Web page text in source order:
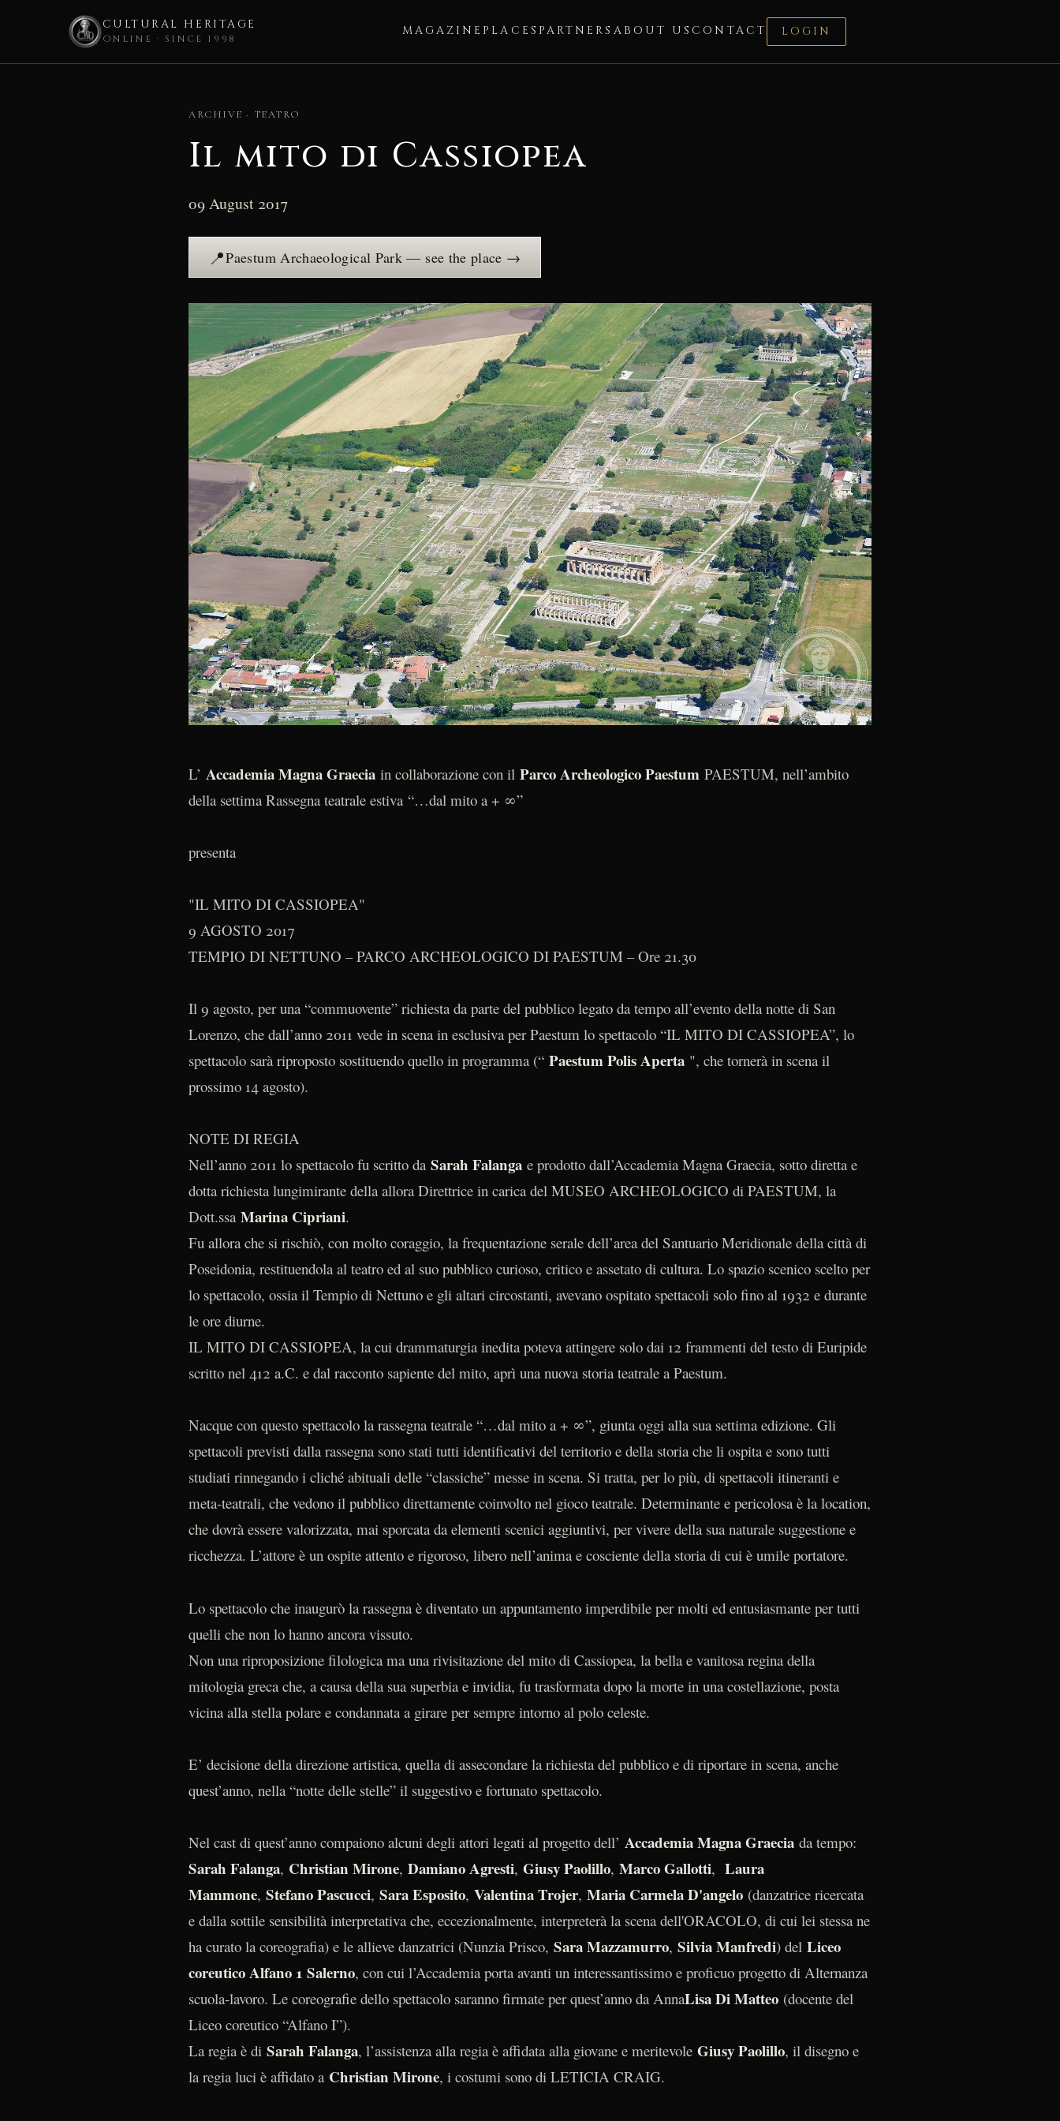
CULTURAL HERITAGE
ONLINE · SINCE 1998
MAGAZINE PLACES PARTNERS ABOUT US CONTACT LOGIN
ARCHIVE · TEATRO
Il mito di Cassiopea
09 August 2017
📍Paestum Archaeological Park — see the place →
L’ Accademia Magna Graecia in collaborazione con il Parco Archeologico Paestum PAESTUM, nell’ambito
della settima Rassegna teatrale estiva “…dal mito a + ∞”
presenta
"IL MITO DI CASSIOPEA"
9 AGOSTO 2017
TEMPIO DI NETTUNO – PARCO ARCHEOLOGICO DI PAESTUM – Ore 21.30
Il 9 agosto, per una “commuovente” richiesta da parte del pubblico legato da tempo all’evento della notte di San
Lorenzo, che dall’anno 2011 vede in scena in esclusiva per Paestum lo spettacolo “IL MITO DI CASSIOPEA”, lo
spettacolo sarà riproposto sostituendo quello in programma (“ Paestum Polis Aperta ", che tornerà in scena il
prossimo 14 agosto).
NOTE DI REGIA
Nell’anno 2011 lo spettacolo fu scritto da Sarah Falanga e prodotto dall’Accademia Magna Graecia, sotto diretta e
dotta richiesta lungimirante della allora Direttrice in carica del MUSEO ARCHEOLOGICO di PAESTUM, la
Dott.ssa Marina Cipriani.
Fu allora che si rischiò, con molto coraggio, la frequentazione serale dell’area del Santuario Meridionale della città di
Poseidonia, restituendola al teatro ed al suo pubblico curioso, critico e assetato di cultura. Lo spazio scenico scelto per
lo spettacolo, ossia il Tempio di Nettuno e gli altari circostanti, avevano ospitato spettacoli solo fino al 1932 e durante
le ore diurne.
IL MITO DI CASSIOPEA, la cui drammaturgia inedita poteva attingere solo dai 12 frammenti del testo di Euripide
scritto nel 412 a.C. e dal racconto sapiente del mito, aprì una nuova storia teatrale a Paestum.
Nacque con questo spettacolo la rassegna teatrale “…dal mito a + ∞”, giunta oggi alla sua settima edizione. Gli
spettacoli previsti dalla rassegna sono stati tutti identificativi del territorio e della storia che li ospita e sono tutti
studiati rinnegando i cliché abituali delle “classiche” messe in scena. Si tratta, per lo più, di spettacoli itineranti e
meta-teatrali, che vedono il pubblico direttamente coinvolto nel gioco teatrale. Determinante e pericolosa è la location,
che dovrà essere valorizzata, mai sporcata da elementi scenici aggiuntivi, per vivere della sua naturale suggestione e
ricchezza. L’attore è un ospite attento e rigoroso, libero nell’anima e cosciente della storia di cui è umile portatore.
Lo spettacolo che inaugurò la rassegna è diventato un appuntamento imperdibile per molti ed entusiasmante per tutti
quelli che non lo hanno ancora vissuto.
Non una riproposizione filologica ma una rivisitazione del mito di Cassiopea, la bella e vanitosa regina della
mitologia greca che, a causa della sua superbia e invidia, fu trasformata dopo la morte in una costellazione, posta
vicina alla stella polare e condannata a girare per sempre intorno al polo celeste.
E’ decisione della direzione artistica, quella di assecondare la richiesta del pubblico e di riportare in scena, anche
quest’anno, nella “notte delle stelle” il suggestivo e fortunato spettacolo.
Nel cast di quest’anno compaiono alcuni degli attori legati al progetto dell’ Accademia Magna Graecia da tempo:
Sarah Falanga, Christian Mirone, Damiano Agresti, Giusy Paolillo, Marco Gallotti, Laura
Mammone, Stefano Pascucci, Sara Esposito, Valentina Trojer, Maria Carmela D'angelo (danzatrice ricercata
e dalla sottile sensibilità interpretativa che, eccezionalmente, interpreterà la scena dell'ORACOLO, di cui lei stessa ne
ha curato la coreografia) e le allieve danzatrici (Nunzia Prisco, Sara Mazzamurro, Silvia Manfredi) del Liceo
coreutico Alfano 1 Salerno, con cui l’Accademia porta avanti un interessantissimo e proficuo progetto di Alternanza
scuola-lavoro. Le coreografie dello spettacolo saranno firmate per quest’anno da AnnaLisa Di Matteo (docente del
Liceo coreutico “Alfano I”).
La regia è di Sarah Falanga, l’assistenza alla regia è affidata alla giovane e meritevole Giusy Paolillo, il disegno e
la regia luci è affidato a Christian Mirone, i costumi sono di LETICIA CRAIG.